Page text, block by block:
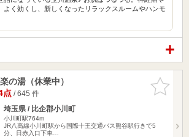
よく効くし、新しくなったリラックスルームやハンモ
お気に入
りに追加
の湯（休業中）
点/ 645 件
埼玉県 / 比企郡小川町
小川町駅764m
JR八高線小川町駅から国際十王交通バス熊谷駅行きで5
分、日赤入口下車…